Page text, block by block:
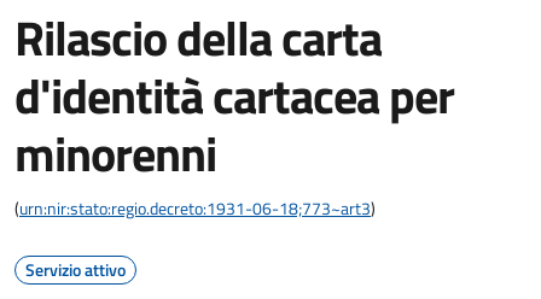
Rilascio della carta
d'identità cartacea per
minorenni
(urn:nir:stato:regio.decreto:1931-06-18;773~art3)
Servizio attivo